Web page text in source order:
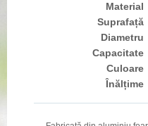
Material
Suprafață
Diametru
Capacitate
Culoare
Înălțime